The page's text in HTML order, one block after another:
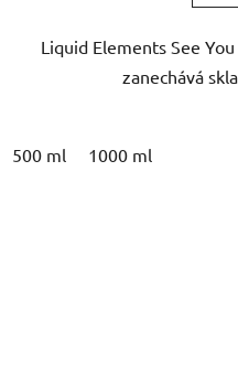
Liquid Elements See
zanechává
500 ml 1000 ml